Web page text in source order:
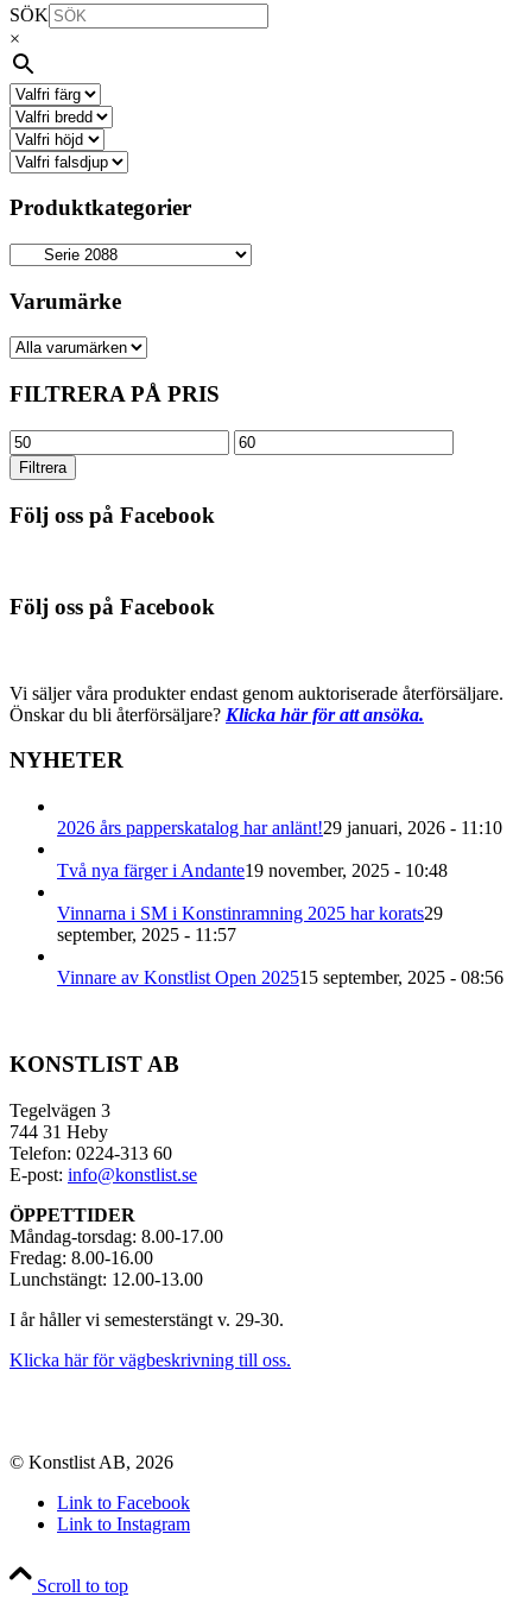
SÖK
×
Produktkategorier
Varumärke
FILTRERA PÅ PRIS
Min
pris
Max
pris
Filtrera
Följ oss på Facebook
Följ oss på Facebook
Vi säljer våra produkter endast genom auktoriserade återförsäljare.
Önskar du bli återförsäljare? Klicka här för att ansöka.
NYHETER
2026 års papperskatalog har anlänt!29 januari, 2026 - 11:10
Två nya färger i Andante19 november, 2025 - 10:48
Vinnarna i SM i Konstinramning 2025 har korats29
september, 2025 - 11:57
Vinnare av Konstlist Open 202515 september, 2025 - 08:56
KONSTLIST AB
Tegelvägen 3
744 31 Heby
Telefon: 0224-313 60
E-post: info@konstlist.se
ÖPPETTIDER
Måndag-torsdag: 8.00-17.00
Fredag: 8.00-16.00
Lunchstängt: 12.00-13.00
I år håller vi semesterstängt v. 29-30.
Klicka här för vägbeskrivning till oss.
© Konstlist AB, 2026
Link to Facebook
Link to Instagram
Scroll to top